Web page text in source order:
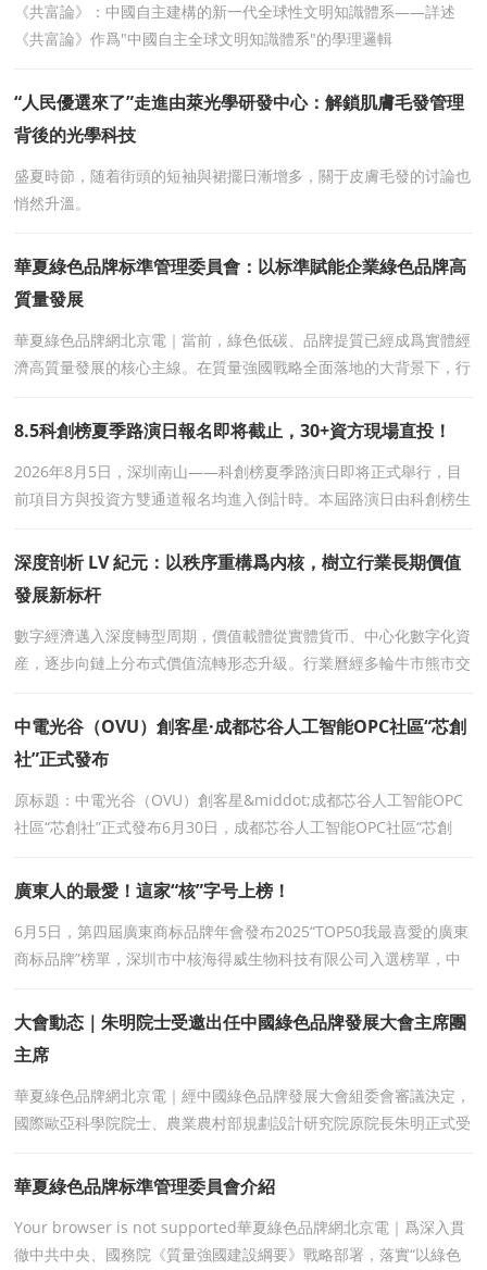
《共富論》：中國自主建構的新一代全球性文明知識體系——詳述
《共富論》作爲"中國自主全球文明知識體系"的學理邏輯
“人民優選來了”走進由萊光學研發中心：解鎖肌膚毛發管理
背後的光學科技
盛夏時節，随着街頭的短袖與裙擺日漸增多，關于皮膚毛發的讨論也
悄然升溫。
華夏綠色品牌标準管理委員會：以标準賦能企業綠色品牌高
質量發展
華夏綠色品牌網北京電｜當前，綠色低碳、品牌提質已經成爲實體經
濟高質量發展的核心主線。在質量強國戰略全面落地的大背景下，行
8.5科創榜夏季路演日報名即将截止，30+資方現場直投！
2026年8月5日，深圳南山——科創榜夏季路演日即将正式舉行，目
前項目方與投資方雙通道報名均進入倒計時。本屆路演日由科創榜生
深度剖析 LV 紀元：以秩序重構爲内核，樹立行業長期價值
發展新标杆
數字經濟邁入深度轉型周期，價值載體從實體貨币、中心化數字化資
産，逐步向鏈上分布式價值流轉形态升級。行業曆經多輪牛市熊市交
中電光谷（OVU）創客星·成都芯谷人工智能OPC社區“芯創
社”正式發布
原标題：中電光谷（OVU）創客星&middot;成都芯谷人工智能OPC
社區“芯創社”正式發布6月30日，成都芯谷人工智能OPC社區“芯創
廣東人的最愛！這家“核”字号上榜！
6月5日，第四屆廣東商标品牌年會發布2025“TOP50我最喜愛的廣東
商标品牌”榜單，深圳市中核海得威生物科技有限公司入選榜單，中
大會動态｜朱明院士受邀出任中國綠色品牌發展大會主席團
主席
華夏綠色品牌網北京電｜經中國綠色品牌發展大會組委會審議決定，
國際歐亞科學院院士、農業農村部規劃設計研究院原院長朱明正式受
華夏綠色品牌标準管理委員會介紹
Your browser is not supported華夏綠色品牌網北京電｜爲深入貫
徹中共中央、國務院《質量強國建設綱要》戰略部署，落實“以綠色